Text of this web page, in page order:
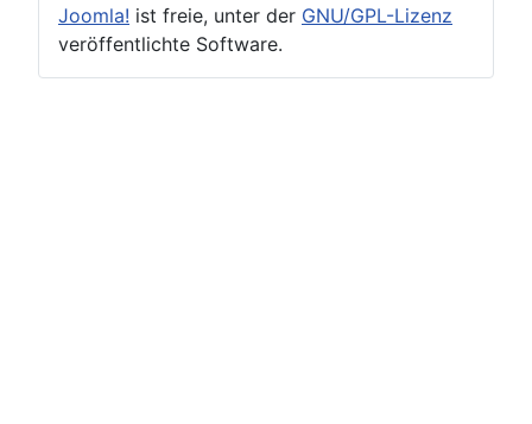
Joomla! ist freie, unter der GNU/GPL-Lizenz
veröffentlichte Software.